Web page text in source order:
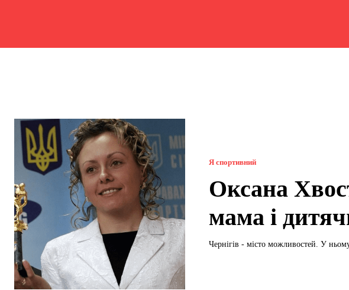
Я спортивний
Оксана
мама і
Чернігів - місто можливостей. У